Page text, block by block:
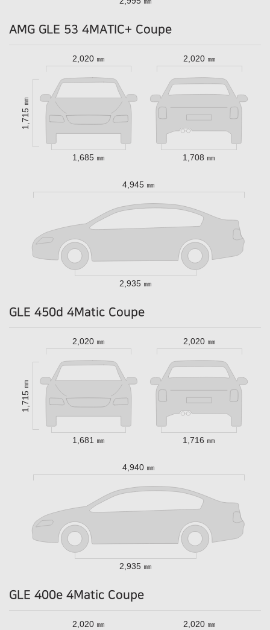
AMG GLE 53 4MATIC+ Coupe
2,020 ㎜ 2,020 ㎜
1,715 ㎜
1,685 ㎜ 1,708 ㎜
4,945 ㎜
2,935 ㎜
GLE 450d 4Matic Coupe
2,020 ㎜ 2,020 ㎜
1,715 ㎜
1,681 ㎜ 1,716 ㎜
4,940 ㎜
2,935 ㎜
GLE 400e 4Matic Coupe
2,020 ㎜ 2,020 ㎜